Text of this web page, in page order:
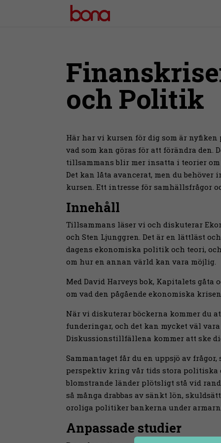
och Politik
Här har vi kursen för dig som är nyfiken
vad som kan göras för att förändra den.
tillsammans blir mer insatta i teorier
Det kan låta avancerat, men du
kursen. Ett intresse för samhällsfrågor
Innehåll
Tillsammans läser vi och diskuterar
och Sten Ljunggren. Det är en lättläst
dagens ekonomiska politik och teori,
om hur en annan värld kan vara möjlig.
Med David Harveys bok, Kapitalets
om vad den pågående ekonomiska
När vi diskuterar böckerna kommer du
funderingar, och det kan mycket väl
Diskussionstillfällena kommer att ske
Sammantaget får du en uppsjö av
perspektiv kring vår tids stora politiska
blomstrande länder plötsligt stå vid
så många drabbas av sänkt lön,
oroliga politiker bankerna under
Anpassade studier